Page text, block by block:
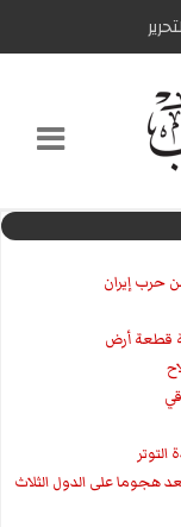
حرب إيران
هجوما على الدول الثلاث